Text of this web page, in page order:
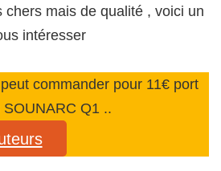
chers mais de qualité , voici un
intéresser
commander pour 11€ port
Q1 ..